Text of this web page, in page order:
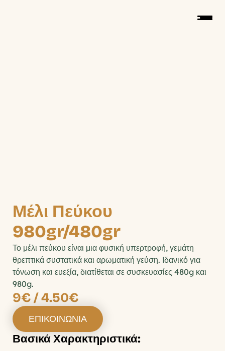
Μέλι Πεύκου
980gr/480gr
Το μέλι πεύκου είναι μια φυσική υπερτροφή, γεμάτη
θρεπτικά συστατικά και αρωματική γεύση. Ιδανικό για
τόνωση και ευεξία, διατίθεται σε συσκευασίες 480g και
980g.
9€ / 4.50€
ΕΠΙΚΟΙΝΩΝΙΑ
Βασικά Χαρακτηριστικά: